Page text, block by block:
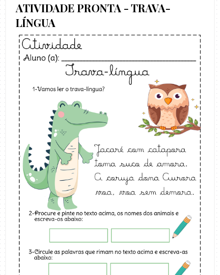
ATIVIDADE PRONTA - TRAVA-
LÍNGUA